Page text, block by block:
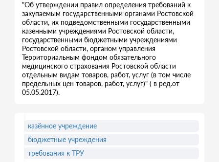
"Об утверждении правил определения требований к
закупаемым государственными органами Ростовской
области, их подведомственными государственными
казенными учреждениями Ростовской области,
государственными бюджетными учреждениями
Ростовской области, органом управления
Территориальным фондом обязательного
медицинского страхования Ростовской области
отдельным видам товаров, работ, услуг (в том числе
предельных цен товаров, работ, услуг)" ( в ред.от
05.05.2017).
казённое учреждение
бюджетные учреждения
требования к ТРУ